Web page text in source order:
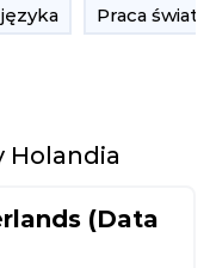
Praca
Holandia
(Data